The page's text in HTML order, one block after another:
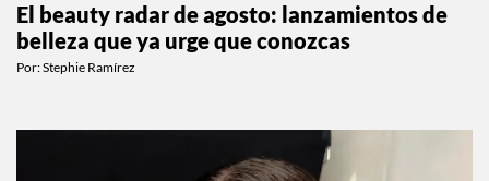
El beauty radar de agosto: lanzamientos de
belleza que ya urge que conozcas
Por:Stephie Ramírez